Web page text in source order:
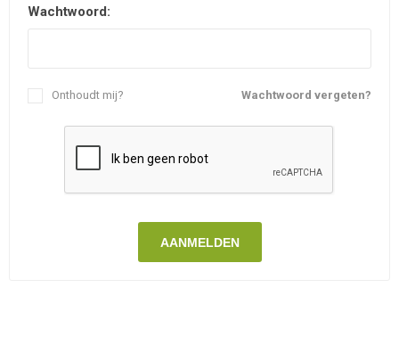
Wachtwoord:
Wachtwoord vergeten?
Onthoudt mij?
AANMELDEN